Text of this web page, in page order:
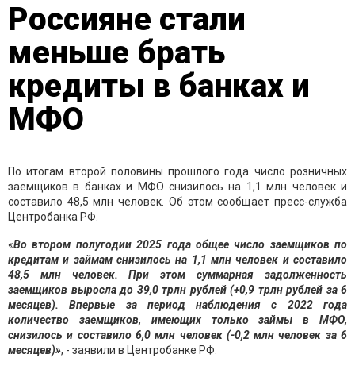
Россияне стали
меньше брать
кредиты в банках и
МФО
По итогам второй половины прошлого года число розничных
заемщиков в банках и МФО снизилось на 1,1 млн человек и
составило 48,5 млн человек. Об этом сообщает пресс-служба
Центробанка РФ.
«Во втором полугодии 2025 года общее число заемщиков по
кредитам и займам снизилось на 1,1 млн человек и составило
48,5 млн человек. При этом суммарная задолженность
заемщиков выросла до 39,0 трлн рублей (+0,9 трлн рублей за 6
месяцев). Впервые за период наблюдения с 2022 года
количество заемщиков, имеющих только займы в МФО,
снизилось и составило 6,0 млн человек (-0,2 млн человек за 6
месяцев)», - заявили в Центробанке РФ.